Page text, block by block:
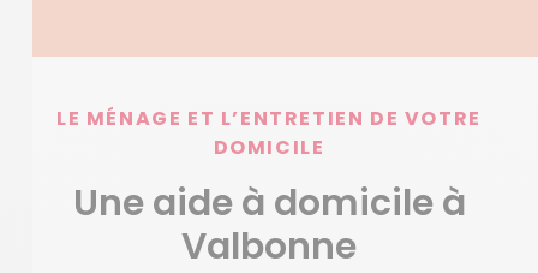
LE MÉNAGE ET L’ENTRETIEN DE VOTRE
DOMICILE
Une aide à domicile à
Valbonne